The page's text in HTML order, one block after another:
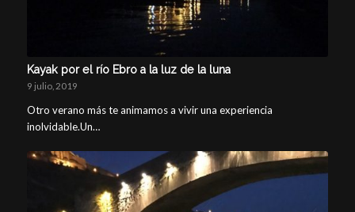
Kayak por el río Ebro a la luz de la luna
9 julio, 2019
Otro verano más te animamos a vivir una experiencia
inolvidable.Un…